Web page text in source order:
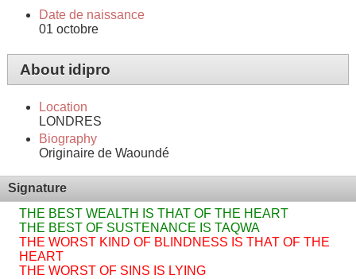
Date de naissance
01 octobre
About idipro
Location
LONDRES
Biography
Originaire de Waoundé
Signature
THE BEST WEALTH IS THAT OF THE HEART
THE BEST OF SUSTENANCE IS TAQWA
THE WORST KIND OF BLINDNESS IS THAT OF THE
HEART
THE WORST OF SINS IS LYING